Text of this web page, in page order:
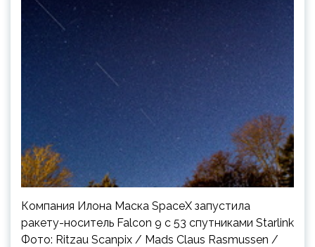
Компания Илона Маска SpaceX запустила
ракету-носитель Falcon 9 с 53 спутниками Starlink
Фото: Ritzau Scanpix / Mads Claus Rasmussen /